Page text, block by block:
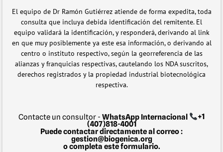
El equipo de Dr Ramón Gutiérrez atiende de forma expedita, toda
consulta que incluya debida identificación del remitente. El
equipo validará la identificación, y responderá, derivando al link
en que muy posiblemente ya este esa información, o derivando al
centro o instituto respectivo, según la georreferencia de las
alianzas y franquicias respectivas, cautelando los NDA suscritos,
derechos registrados y la propiedad industrial biotecnológica
respectiva.
Contacte un consultor - WhatsApp Internacional
+1
(407)818-4001
Puede contactar directamente al correo :
gestion@biogenica.org
o completa este formulario.